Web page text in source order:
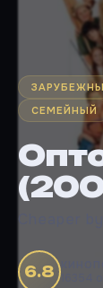
СЕМЕЙНЫЙ
Cheaper
6.8